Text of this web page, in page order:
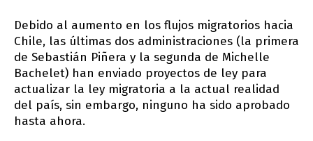
Debido al aumento en los flujos migratorios hacia
Chile, las últimas dos administraciones (la primera
de Sebastián Piñera y la segunda de Michelle
Bachelet) han enviado proyectos de ley para
actualizar la ley migratoria a la actual realidad
del país, sin embargo, ninguno ha sido aprobado
hasta ahora.